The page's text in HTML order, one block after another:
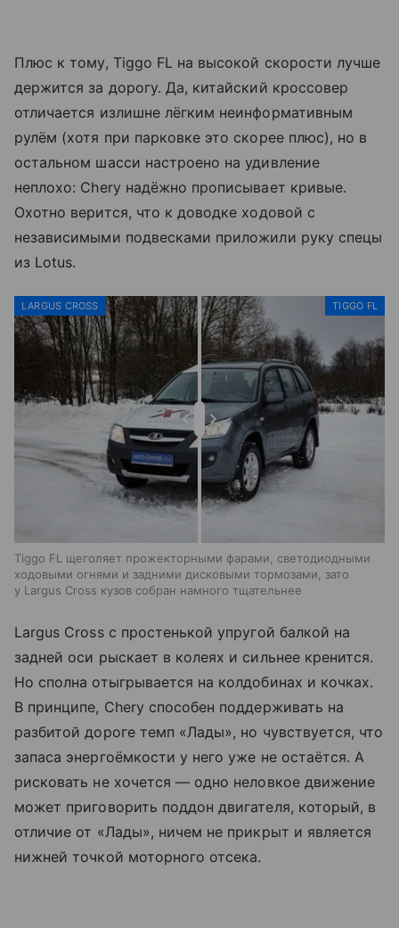
Плюс к тому, Tiggo FL на высокой скорости лучше
держится за дорогу. Да, китайский кроссовер
отличается излишне лёгким неинформативным
рулём (хотя при парковке это скорее плюс), но в
остальном шасси настроено на удивление
неплохо: Chery надёжно прописывает кривые.
Охотно верится, что к доводке ходовой с
независимыми подвесками приложили руку спецы
из Lotus.
LARGUS CROSS TIGGO FL
Tiggo FL щеголяет прожекторными фарами, светодиодными
ходовыми огнями и задними дисковыми тормозами, зато
у Largus Cross кузов собран намного тщательнее
Largus Cross с простенькой упругой балкой на
задней оси рыскает в колеях и сильнее кренится.
Но сполна отыгрывается на колдобинах и кочках.
В принципе, Chery способен поддерживать на
разбитой дороге темп «Лады», но чувствуется, что
запаса энергоёмкости у него уже не остаётся. А
рисковать не хочется — одно неловкое движение
может приговорить поддон двигателя, который, в
отличие от «Лады», ничем не прикрыт и является
нижней точкой моторного отсека.